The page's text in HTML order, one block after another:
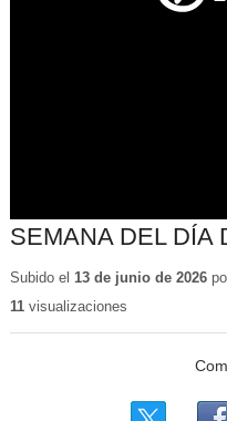
SEMANA DEL DÍA
Subido el 13 de junio de 2026
11visualizaciones